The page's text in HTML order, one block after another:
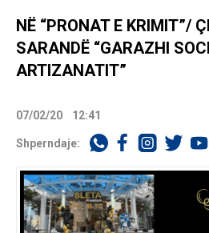
NË “PRONAT E KRIMIT”/
SARANDË “GARAZHI
ARTIZANATIT”
07/02/20 12:41
Shperndaje: